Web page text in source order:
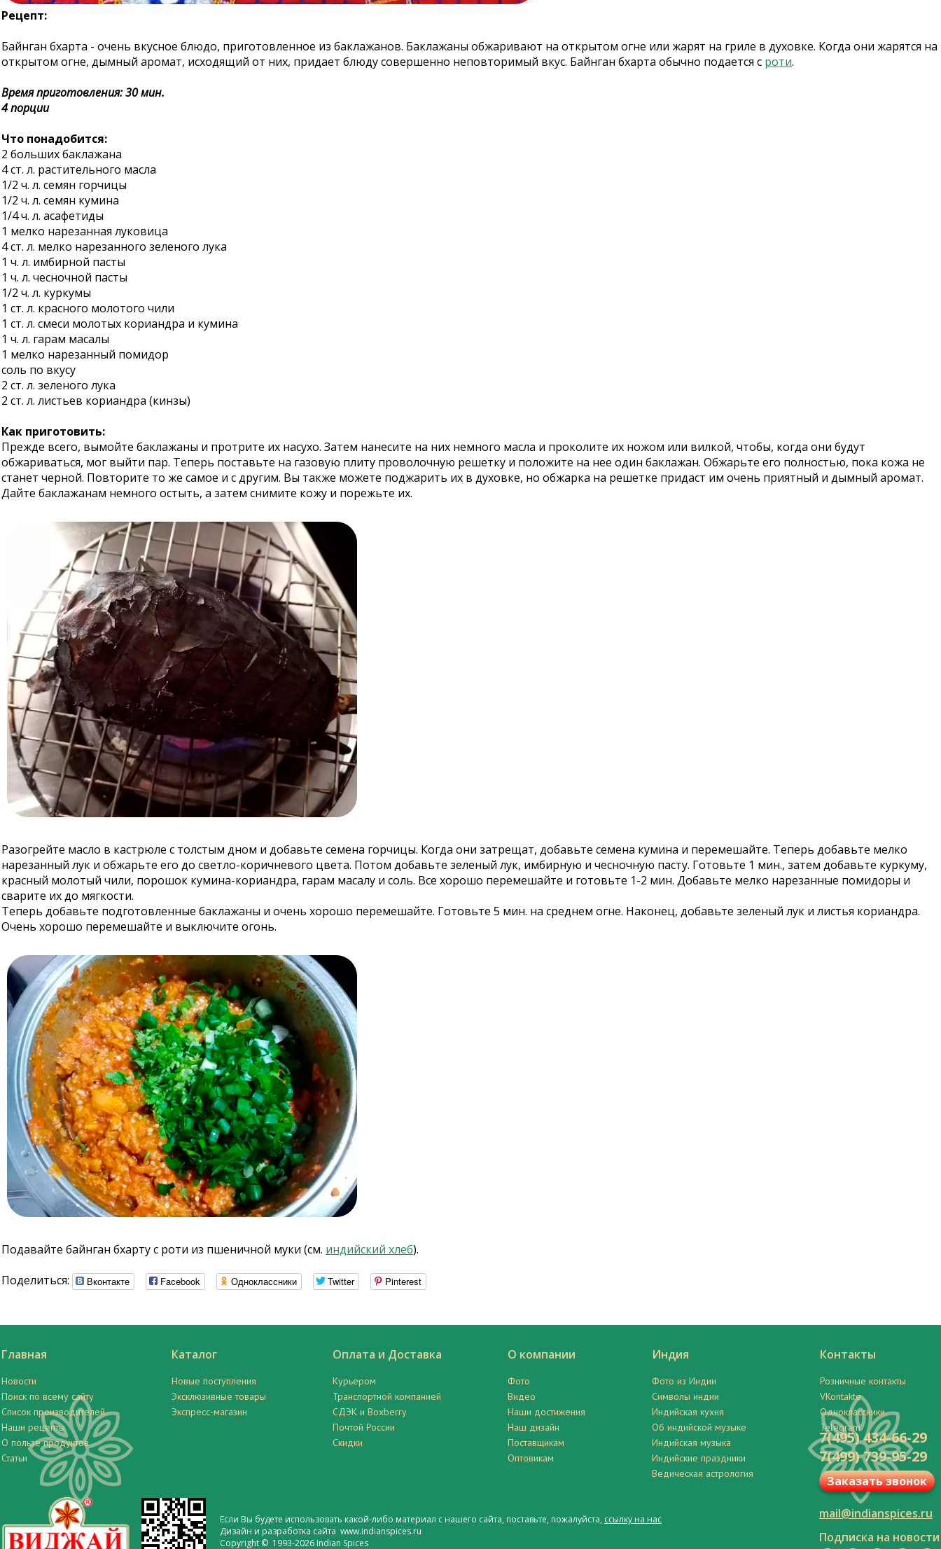
Рецепт:
Байнган бхарта - очень вкусное блюдо, приготовленное из баклажанов. Баклажаны обжаривают на открытом огне или жарят на гриле в духовке. Когда они жарятся на
открытом огне, дымный аромат, исходящий от них, придает блюду совершенно неповторимый вкус. Байнган бхарта обычно подается с роти.
Время приготовления: 30 мин.
4 порции
Что понадобится:
2 больших баклажана
4 ст. л. растительного масла
1/2 ч. л. семян горчицы
1/2 ч. л. семян кумина
1/4 ч. л. асафетиды
1 мелко нарезанная луковица
4 ст. л. мелко нарезанного зеленого лука
1 ч. л. имбирной пасты
1 ч. л. чесночной пасты
1/2 ч. л. куркумы
1 ст. л. красного молотого чили
1 ст. л. смеси молотых кориандра и кумина
1 ч. л. гарам масалы
1 мелко нарезанный помидор
соль по вкусу
2 ст. л. зеленого лука
2 ст. л. листьев кориандра (кинзы)
Как приготовить:
Прежде всего, вымойте баклажаны и протрите их насухо. Затем нанесите на них немного масла и проколите их ножом или вилкой, чтобы, когда они будут
обжариваться, мог выйти пар. Теперь поставьте на газовую плиту проволочную решетку и положите на нее один баклажан. Обжарьте его полностью, пока кожа не
станет черной. Повторите то же самое и с другим. Вы также можете поджарить их в духовке, но обжарка на решетке придаст им очень приятный и дымный аромат.
Дайте баклажанам немного остыть, а затем снимите кожу и порежьте их.
Разогрейте масло в кастрюле с толстым дном и добавьте семена горчицы. Когда они затрещат, добавьте семена кумина и перемешайте. Теперь добавьте мелко
нарезанный лук и обжарьте его до светло-коричневого цвета. Потом добавьте зеленый лук, имбирную и чесночную пасту. Готовьте 1 мин., затем добавьте куркуму,
красный молотый чили, порошок кумина-кориандра, гарам масалу и соль. Все хорошо перемешайте и готовьте 1-2 мин. Добавьте мелко нарезанные помидоры и
сварите их до мягкости.
Теперь добавьте подготовленные баклажаны и очень хорошо перемешайте. Готовьте 5 мин. на среднем огне. Наконец, добавьте зеленый лук и листья кориандра.
Очень хорошо перемешайте и выключите огонь.
Подавайте байнган бхарту с роти из пшеничной муки (см. индийский хлеб).
Поделиться:
Вконтакте Facebook Одноклассники Twitter Pinterest
Главная
Новости
Поиск по всему сайту
Список производителей
Наши рецепты
О пользе продуктов
Статьи
Каталог
Новые поступления
Эксклюзивные товары
Экспресс-магазин
Оплата и Доставка
Курьером
Транспортной компанией
СДЭК и Boxberry
Почтой России
Скидки
О компании
Фото
Видео
Наши достижения
Наш дизайн
Поставщикам
Оптовикам
Индия
Фото из Индии
Символы индии
Индийская кухня
Об индийской музыке
Индийская музыка
Индийские праздники
Ведическая астрология
Контакты
Розничные контакты
VKontakte
Одноклассники
Telegram
Если Вы будете использовать какой-либо материал с нашего сайта, поставьте, пожалуйста, ссылку на нас
Дизайн и разработка сайта www.indianspices.ru
Copyright © 1993-2026 Indian Spices
7(495) 434-66-29
7(499) 739-95-29
Заказать звонок
mail@indianspices.ru
Подписка на новости